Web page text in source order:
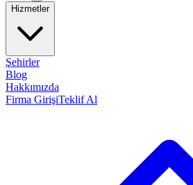
Hizmetler
Şehirler
Blog
Hakkımızda
Firma GirişiTeklif Al